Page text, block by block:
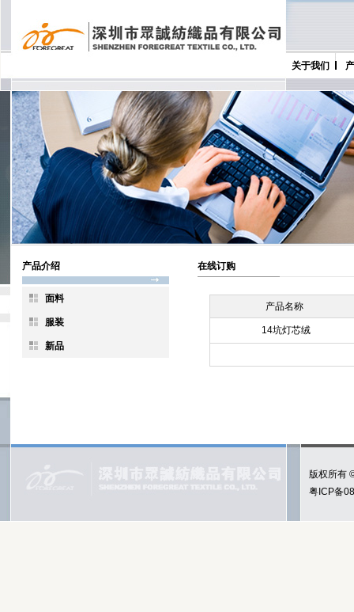
关于我们
产品介绍
面料
服装
新品
在线订购
产品名称
14坑灯芯绒
版权所有
粤ICP备